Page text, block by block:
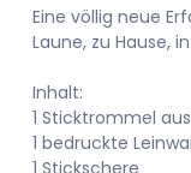
Eine völlig neue
Laune, zu Hause,
Inhalt:
1 Sticktrommel
1 bedruckte
1 Stickschere